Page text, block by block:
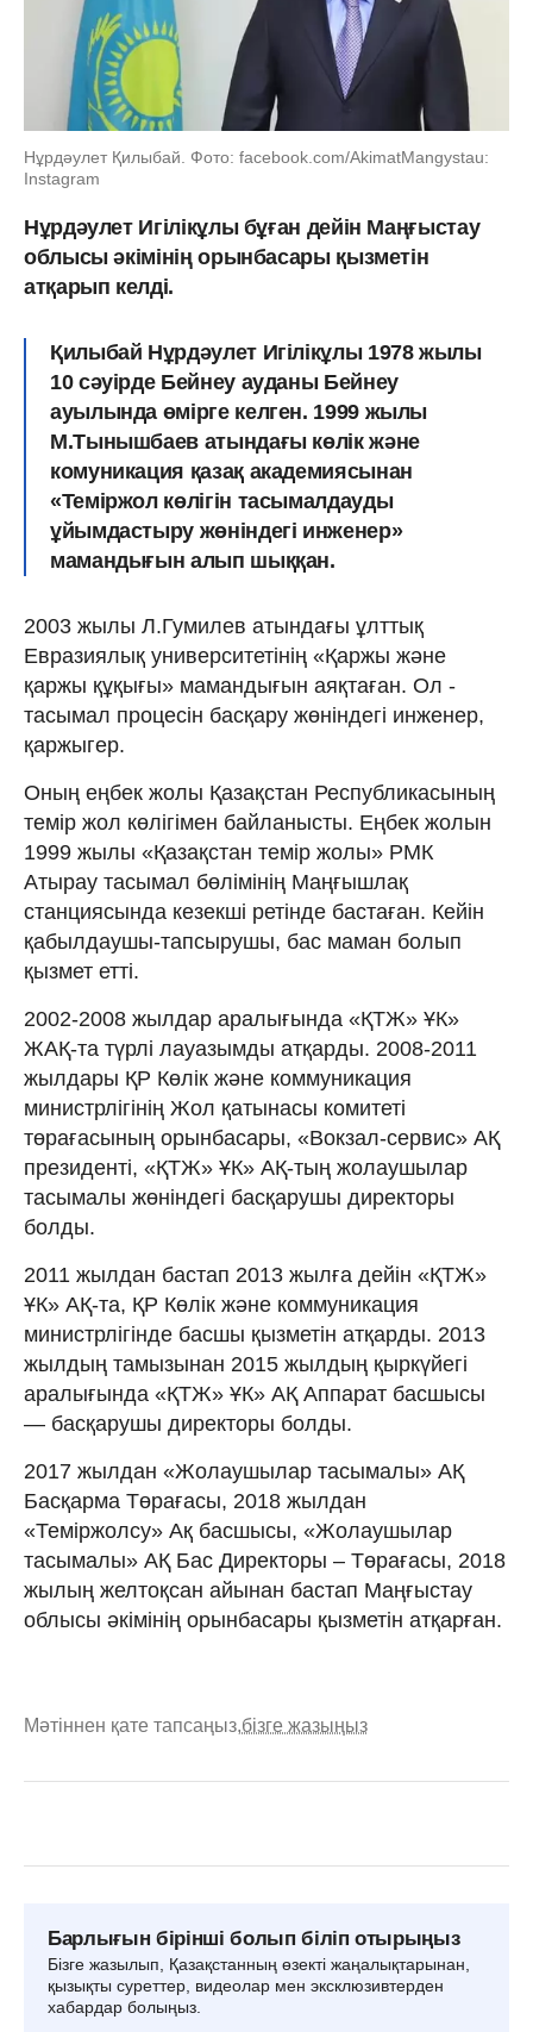
Нұрдәулет Қилыбай. Фото: facebook.com/AkimatMangystau:
Instagram
Нұрдәулет Игілікұлы бұған дейін Маңғыстау
облысы әкімінің орынбасары қызметін
атқарып келді.
Қилыбай Нұрдәулет Игілікұлы 1978 жылы
10 сәуірде Бейнеу ауданы Бейнеу
ауылында өмірге келген. 1999 жылы
М.Тынышбаев атындағы көлік және
комуникация қазақ академиясынан
«Теміржол көлігін тасымалдауды
ұйымдастыру жөніндегі инженер»
мамандығын алып шыққан.
2003 жылы Л.Гумилев атындағы ұлттық
Евразиялық университетінің «Қаржы және
қаржы құқығы» мамандығын аяқтаған. Ол -
тасымал процесін басқару жөніндегі инженер,
қаржыгер.
Оның еңбек жолы Қазақстан Республикасының
темір жол көлігімен байланысты. Еңбек жолын
1999 жылы «Қазақстан темір жолы» РМК
Атырау тасымал бөлімінің Маңғышлақ
станциясында кезекші ретінде бастаған. Кейін
қабылдаушы-тапсырушы, бас маман болып
қызмет етті.
2002-2008 жылдар аралығында «ҚТЖ» ҰК»
ЖАҚ-та түрлі лауазымды атқарды. 2008-2011
жылдары ҚР Көлік және коммуникация
министрлігінің Жол қатынасы комитеті
төрағасының орынбасары, «Вокзал-сервис» АҚ
президенті, «ҚТЖ» ҰК» АҚ-тың жолаушылар
тасымалы жөніндегі басқарушы директоры
болды.
2011 жылдан бастап 2013 жылға дейін «ҚТЖ»
ҰК» АҚ-та, ҚР Көлік және коммуникация
министрлігінде басшы қызметін атқарды. 2013
жылдың тамызынан 2015 жылдың қыркүйегі
аралығында «ҚТЖ» ҰК» АҚ Аппарат басшысы
— басқарушы директоры болды.
2017 жылдан «Жолаушылар тасымалы» АҚ
Басқарма Төрағасы, 2018 жылдан
«Теміржолсу» Ақ басшысы, «Жолаушылар
тасымалы» АҚ Бас Директоры – Төрағасы, 2018
жылың желтоқсан айынан бастап Маңғыстау
облысы әкімінің орынбасары қызметін атқарған.
Мәтіннен қате тапсаңыз,бізге жазыңыз
Барлығын бірінші болып біліп отырыңыз
Бізге жазылып, Қазақстанның өзекті жаңалықтарынан,
қызықты суреттер, видеолар мен эксклюзивтерден
хабардар болыңыз.